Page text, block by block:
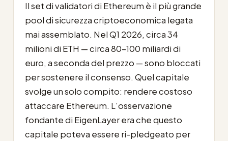
Il set di validatori di Ethereum è il più grande
pool di sicurezza criptoeconomica legata
mai assemblato. Nel Q1 2026, circa 34
milioni di ETH — circa 80-100 miliardi di
euro, a seconda del prezzo — sono bloccati
per sostenere il consenso. Quel capitale
svolge un solo compito: rendere costoso
attaccare Ethereum. L’osservazione
fondante di EigenLayer era che questo
capitale poteva essere ri-pledgeato per